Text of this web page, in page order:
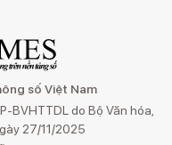
số Việt Nam
BVHTTDL do Bộ Văn hóa,
27/11/2025